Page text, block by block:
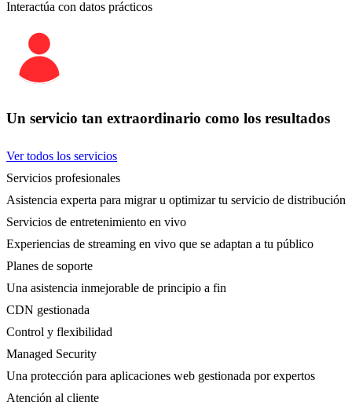
Interactúa con datos prácticos
Un servicio tan extraordinario como los resultados
Ver todos los servicios
Servicios profesionales
Asistencia experta para migrar u optimizar tu servicio de distribución
Servicios de entretenimiento en vivo
Experiencias de streaming en vivo que se adaptan a tu público
Planes de soporte
Una asistencia inmejorable de principio a fin
CDN gestionada
Control y flexibilidad
Managed Security
Una protección para aplicaciones web gestionada por expertos
Atención al cliente